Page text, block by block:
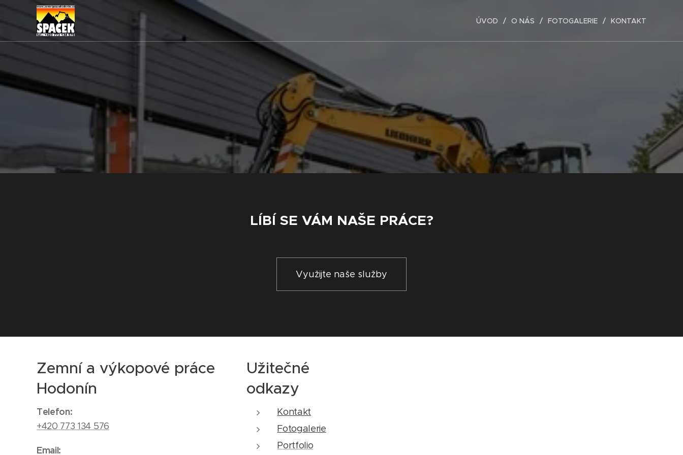
ÚVOD O NÁS FOTOGALERIE KONTAKT
LÍBÍ SE VÁM NAŠE PRÁCE?
Využijte naše služby
Zemní a výkopové práce
Hodonín
Telefon:
+420 773 134 576
Email:
Užitečné
odkazy
Kontakt
Fotogalerie
Portfolio